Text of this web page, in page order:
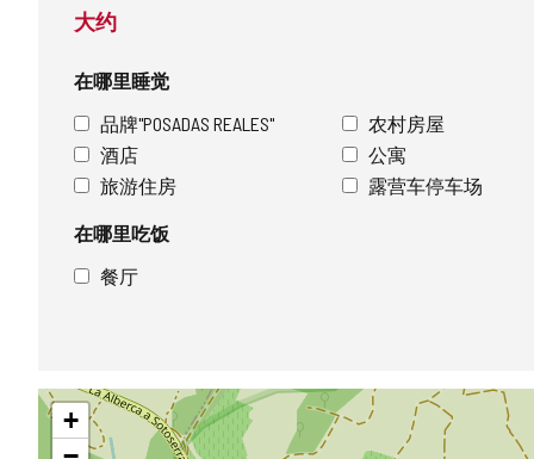
大约
在哪里睡觉
品牌"POSADAS REALES"
农村房屋
酒店
公寓
旅游住房
露营车停车场
在哪里吃饭
餐厅
跳
过 +